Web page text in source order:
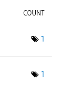
COUNT
1
1